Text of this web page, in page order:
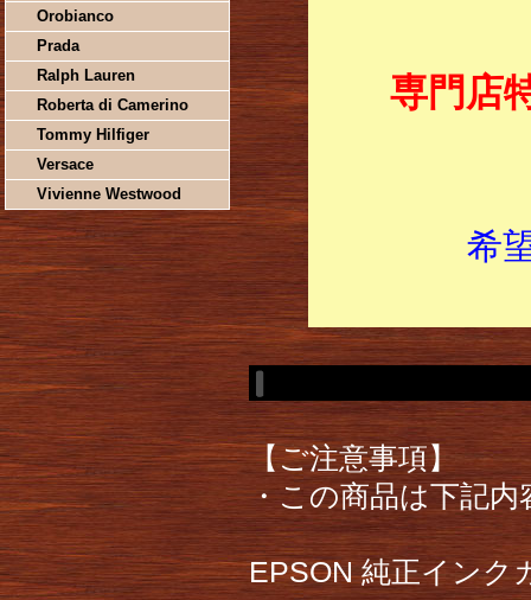
Orobianco
Prada
Ralph Lauren
Roberta di Camerino
Tommy Hilfiger
Versace
Vivienne Westwood
専門店
希
【ご注意事項】
・この商品は下記
EPSON 純正インク